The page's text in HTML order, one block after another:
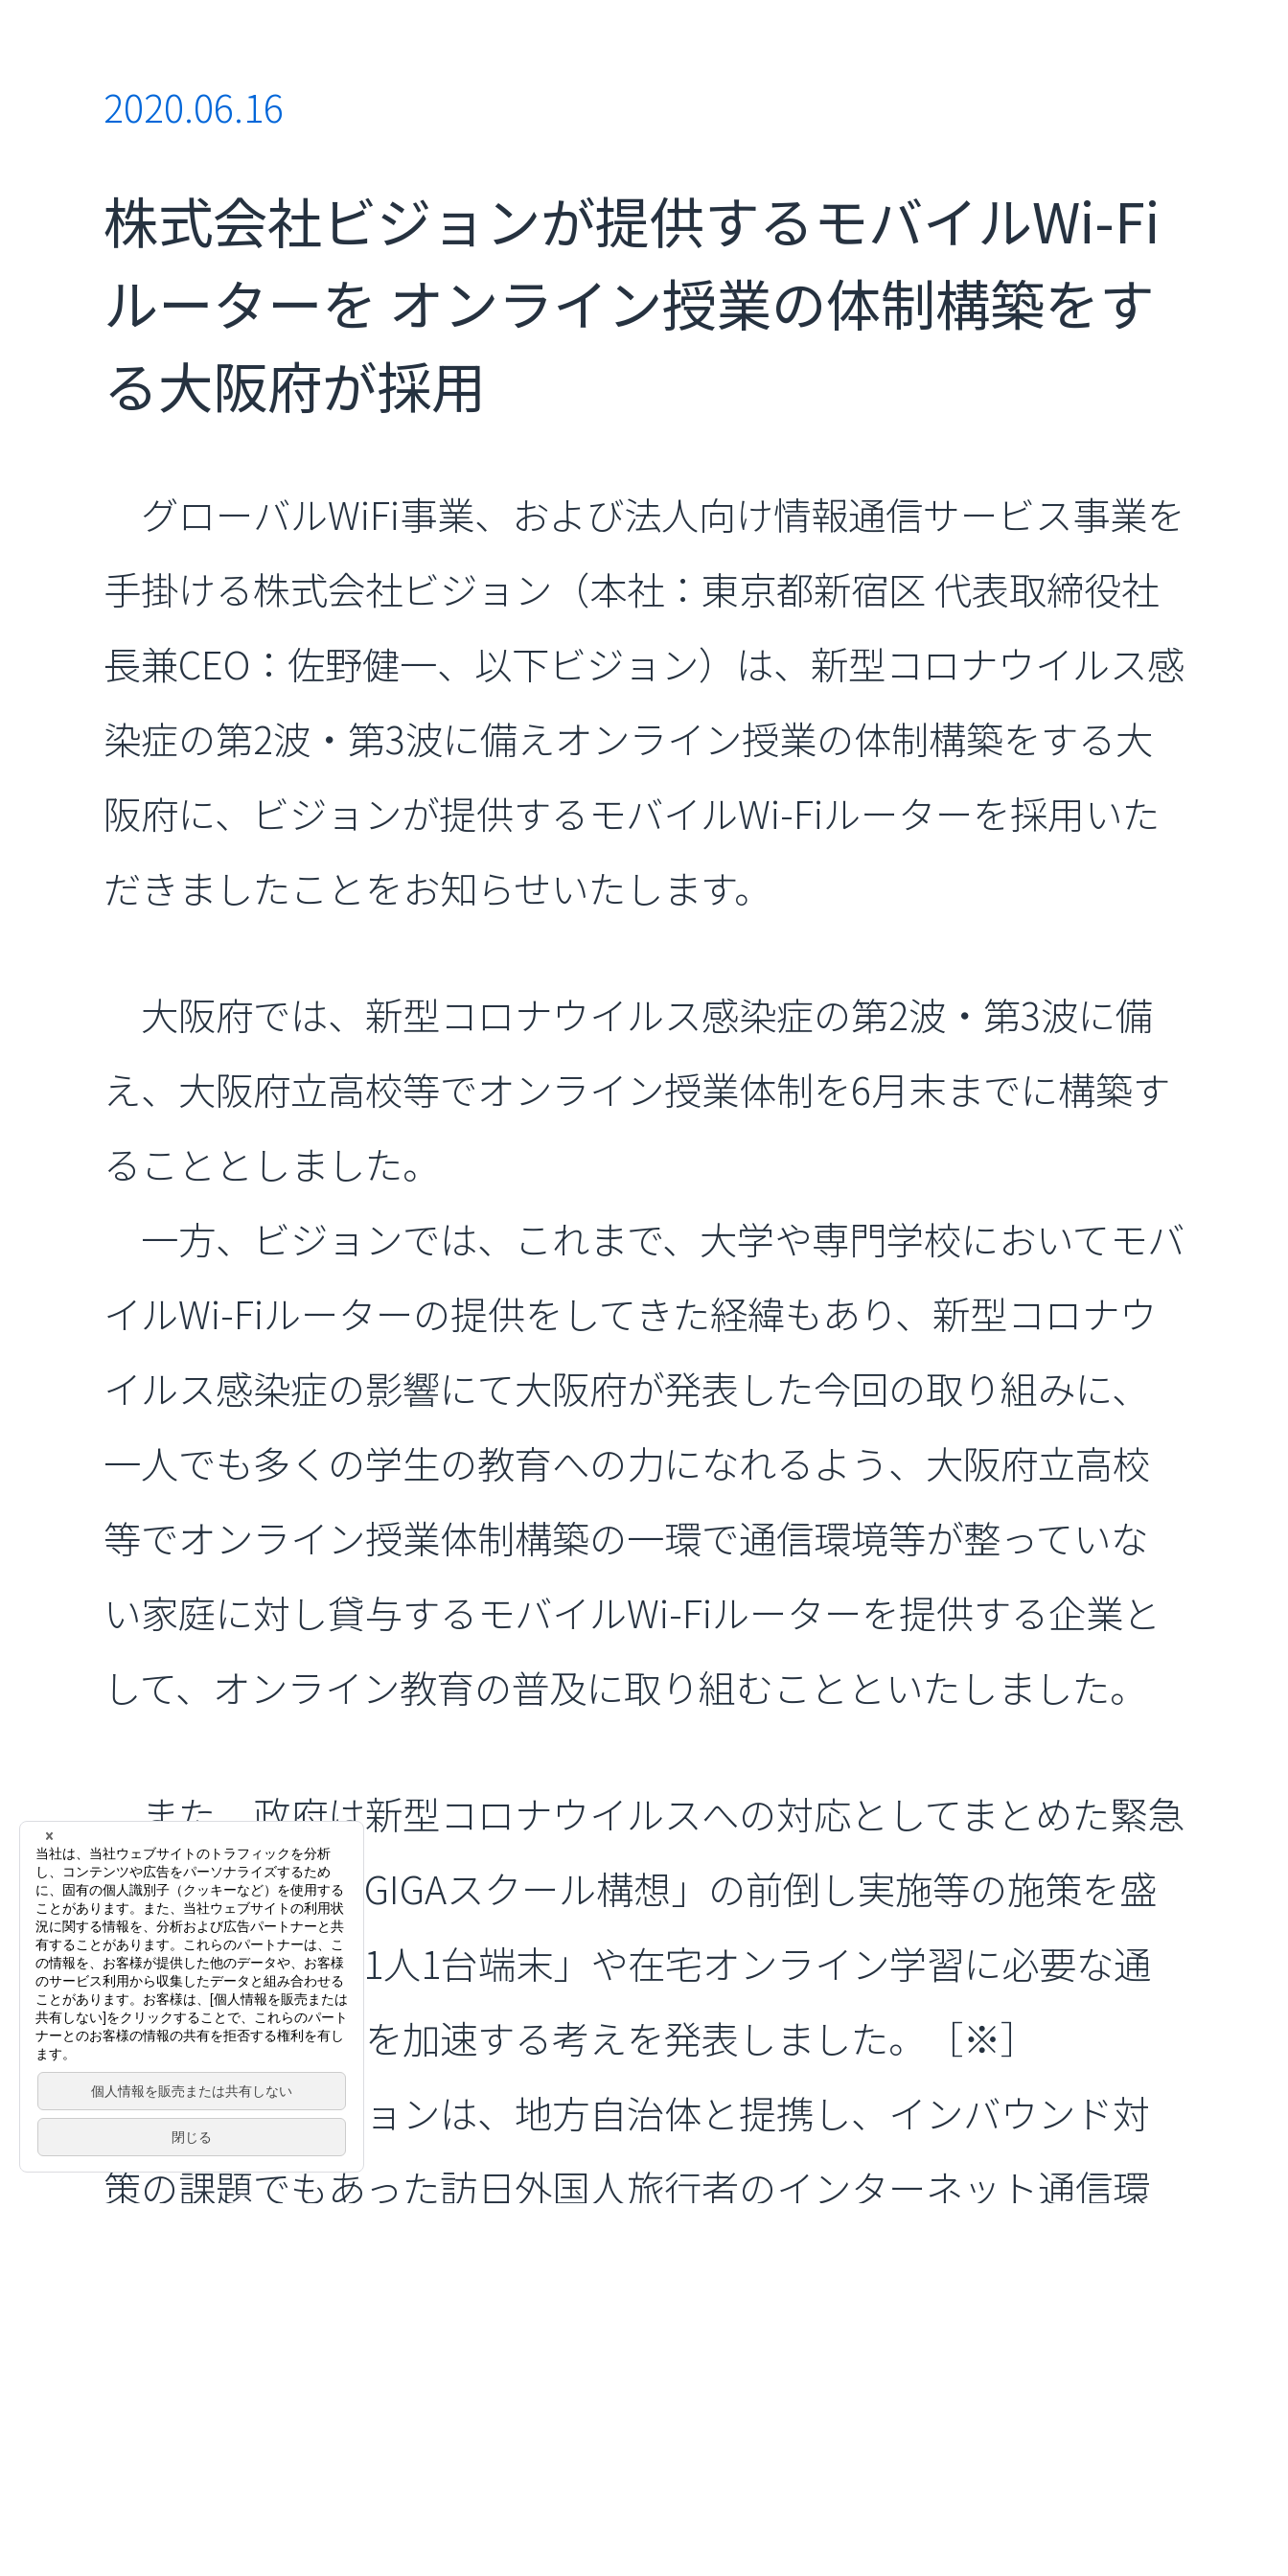
2020.06.16
株式会社ビジョンが提供するモバイルWi-Fi
ルーターを オンライン授業の体制構築をす
る大阪府が採用
グローバルWiFi事業、および法人向け情報通信サービス事業を
手掛ける株式会社ビジョン（本社：東京都新宿区 代表取締役社
長兼CEO：佐野健一、以下ビジョン）は、新型コロナウイルス感
染症の第2波・第3波に備えオンライン授業の体制構築をする大
阪府に、ビジョンが提供するモバイルWi-Fiルーターを採用いた
だきましたことをお知らせいたします。
大阪府では、新型コロナウイルス感染症の第2波・第3波に備
え、大阪府立高校等でオンライン授業体制を6月末までに構築す
ることとしました。
一方、ビジョンでは、これまで、大学や専門学校においてモバ
イルWi-Fiルーターの提供をしてきた経緯もあり、新型コロナウ
イルス感染症の影響にて大阪府が発表した今回の取り組みに、
一人でも多くの学生の教育への力になれるよう、大阪府立高校
等でオンライン授業体制構築の一環で通信環境等が整っていな
い家庭に対し貸与するモバイルWi-Fiルーターを提供する企業と
して、オンライン教育の普及に取り組むことといたしました。
また、政府は新型コロナウイルスへの対応としてまとめた緊急
経済対策に、「GIGAスクール構想」の前倒し実施等の施策を盛
り込んでおり「1人1台端末」や在宅オンライン学習に必要な通
信環境の整備等を加速する考えを発表しました。［※］
これまでビジョンは、地方自治体と提携し、インバウンド対
策の課題でもあった訪日外国人旅行者のインターネット通信環